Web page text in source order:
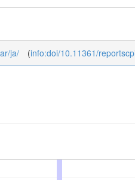
ja/ (info:doi/10.11361/